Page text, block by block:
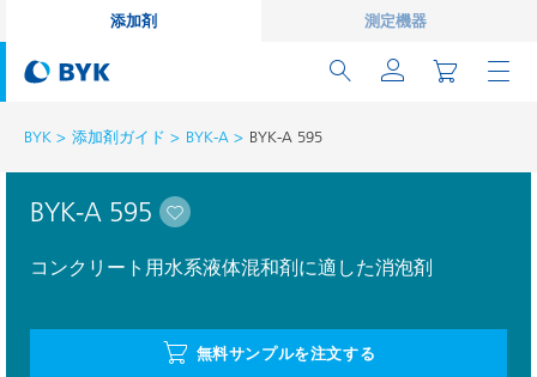
添加剤 測定機器
BYK 添加剤ガイド BYK-A BYK-A 595
BYK-A 595
コンクリート用水系液体混和剤に適した消泡剤
無料サンプルを注文する